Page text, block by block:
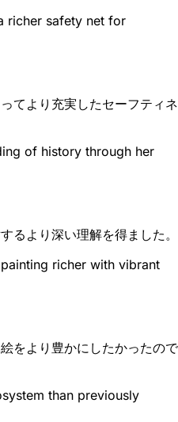
richer safety net for
てより充実したセーフティネ
of history through her
るより深い理解を得ました。
richer with vibrant
をより豊かにしたかったので
than previously